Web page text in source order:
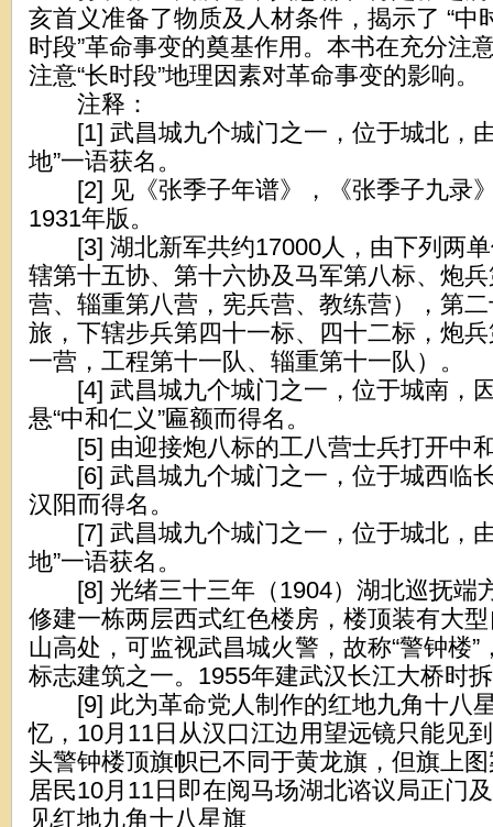
亥首义准备了物质及人材条件，揭示了 “中
时段”革命事变的奠基作用。本书在充分注
注意“长时段”地理因素对革命事变的影响。
注释：
[1] 武昌城九个城门之一，位于城北，由
地”一语获名。
[2] 见《张季子年谱》，《张季子九录
1931年版。
[3] 湖北新军共约17000人，由下列两单
辖第十五协、第十六协及马军第八标、炮
营、辎重第八营，宪兵营、教练营），第
旅，下辖步兵第四十一标、四十二标，炮
一营，工程第十一队、辎重第十一队）。
[4] 武昌城九个城门之一，位于城南，
悬“中和仁义”匾额而得名。
[5] 由迎接炮八标的工八营士兵打开中
[6] 武昌城九个城门之一，位于城西临
汉阳而得名。
[7] 武昌城九个城门之一，位于城北，由
地”一语获名。
[8] 光绪三十三年（1904）湖北巡抚端
修建一栋两层西式红色楼房，楼顶装有大
山高处，可监视武昌城火警，故称“警钟楼
标志建筑之一。1955年建武汉长江大桥时
[9] 此为革命党人制作的红地九角十八
忆，10月11日从汉口江边用望远镜只能见
头警钟楼顶旗帜已不同于黄龙旗，但旗上
居民10月11日即在阅马场湖北谘议局正门
见红地九角十八星旗